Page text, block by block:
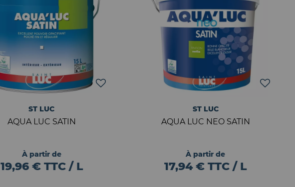
ST LUC
AQUA LUC SATIN
À partir de
19,96 € TTC / L
ST LUC
AQUA LUC NEO SATIN
À partir de
17,94 € TTC / L